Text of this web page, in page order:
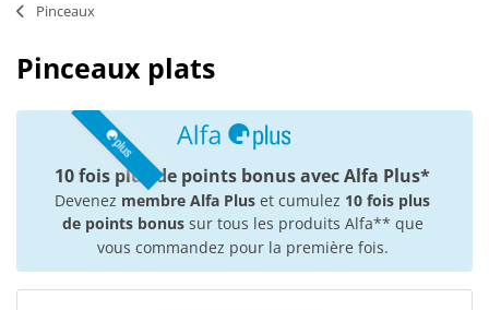
Pinceaux
Pinceaux plats
10 fois plus de points bonus avec Alfa Plus*
Devenez membre Alfa Plus et cumulez 10 fois plus
de points bonussur tous les produits Alfa** que
vous commandez pour la première fois.